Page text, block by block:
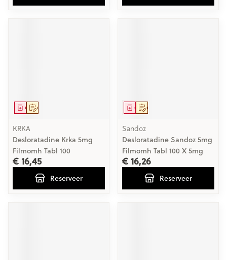
Op voorschrift
Geneesmiddel
KRKA
Desloratadine Krka 5mg
Filmomh Tabl 100
€ 16,45
Reserveer
Op voorschrift
Geneesmiddel
Sandoz
Desloratadine Sandoz 5mg
Filmomh Tabl 100 X 5mg
€ 16,26
Reserveer